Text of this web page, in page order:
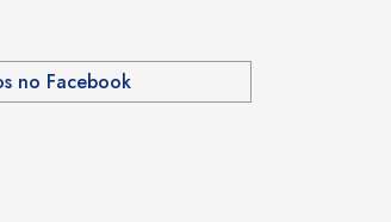
no Facebook